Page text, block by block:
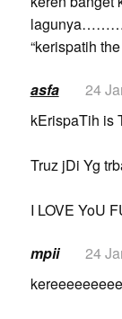
“kerispatih
asfa 24
kErispaTih
Truz jDi Yg
I LOVE YoU
mpii 24